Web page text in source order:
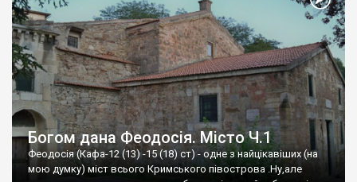
Богом дана Феодосія. Місто Ч.1
Феодосія (Кафа-12 (13) -15 (18) ст) - одне з найцікавіших (на
мою думку) міст всього Кримського півострова .Ну,але